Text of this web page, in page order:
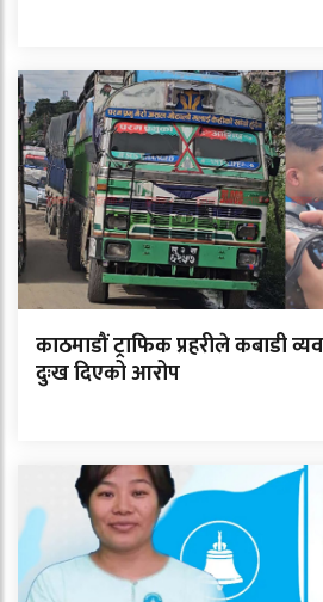
काठमाडौं ट्राफिक प्रहरीले कबाडी
दुःख दिएको आरोप